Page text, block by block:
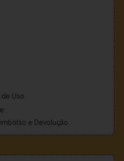
Uso
e Devolução